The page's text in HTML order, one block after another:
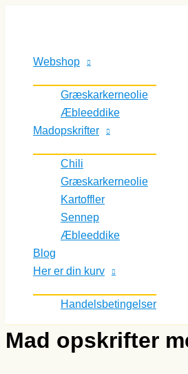
Webshop
Græskarkerneolie
Æbleeddike
Madopskrifter
Chili
Græskarkerneolie
Kartoffler
Sennep
Æbleeddike
Blog
Her er din kurv
Handelsbetingelser
Mad opskrifter